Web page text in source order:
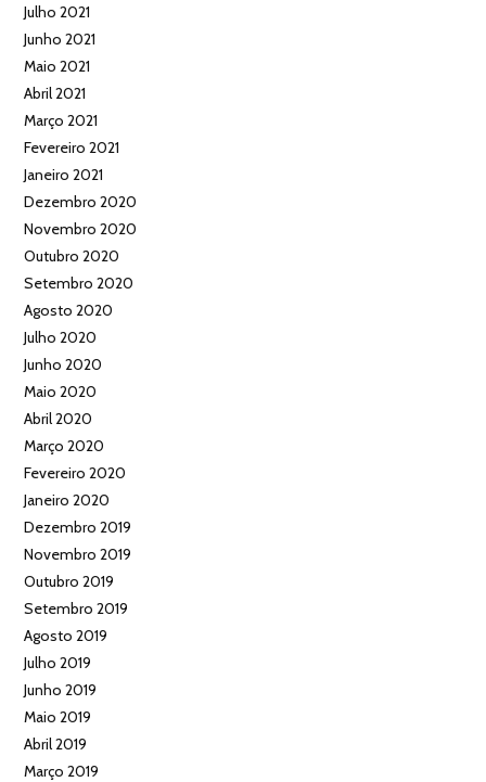
Julho 2021
Junho 2021
Maio 2021
Abril 2021
Março 2021
Fevereiro 2021
Janeiro 2021
Dezembro 2020
Novembro 2020
Outubro 2020
Setembro 2020
Agosto 2020
Julho 2020
Junho 2020
Maio 2020
Abril 2020
Março 2020
Fevereiro 2020
Janeiro 2020
Dezembro 2019
Novembro 2019
Outubro 2019
Setembro 2019
Agosto 2019
Julho 2019
Junho 2019
Maio 2019
Abril 2019
Março 2019